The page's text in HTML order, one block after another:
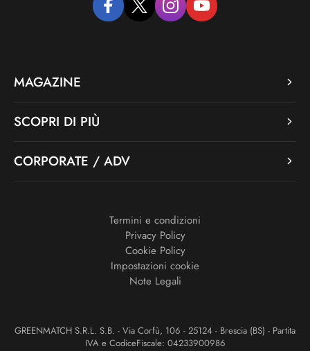
facebooktwitter instagramyoutube
MAGAZINE
SCOPRI DI PIÙ
CORPORATE / ADV
Termini e condizioni
Privacy Policy
Cookie Policy
Impostazioni cookie
Note Legali
GREENMATCH S.R.L. S.B. - Via Corfù, 106 - 25124 - Brescia (BS) - Partita
IVA e CodiceFiscale: 04233900986